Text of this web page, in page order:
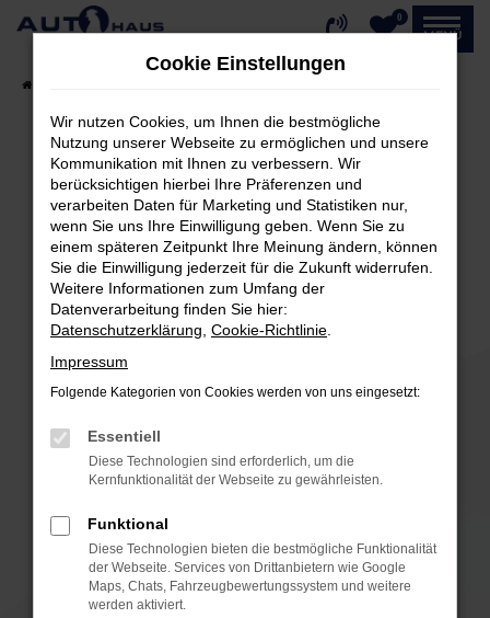
Zum
0
MENÜ
Fehler: Network Error
Beim Laden ist ein Fehler aufgetreten.
Hier sind ein paar Tipps, die dir helfen können:
Überprüfe deine Firewall und deine
Internetverbindung.
Laden andere Webseiten, zum Beispiel deine
Suchmaschine?
Prüfe deine Browsererweiterungen.
können das Laden bestimmter Seiten
verhindern. Funktioniert die Seite in einem
anderen Browser oder in einem privaten
Fenster?
Starte dein Gerät neu.
Das kann manchmal helfen, vorübergehende
Probleme zu beheben.
Cookie Einstellungen
Wir nutzen Cookies, um Ihnen die bestmögliche
Nutzung unserer Webseite zu ermöglichen und unsere
Kommunikation mit Ihnen zu verbessern. Wir
berücksichtigen hierbei Ihre Präferenzen und
verarbeiten Daten für Marketing und Statistiken nur,
wenn Sie uns Ihre Einwilligung geben. Wenn Sie zu
einem späteren Zeitpunkt Ihre Meinung ändern, können
Sie die Einwilligung jederzeit für die Zukunft widerrufen.
Weitere Informationen zum Umfang der
Datenverarbeitung finden Sie hier:
Datenschutzerklärung Cookie-Richtlinie
Impressum
Folgende Kategorien von Cookies werden von uns eingesetzt:
Essentiell
Diese Technologien sind erforderlich, um die
Kernfunktionalität der Webseite zu gewährleisten.
Funktional
Diese Technologien bieten die bestmögliche Funktionalität
der Webseite. Services von Drittanbietern wie Google
Maps, Chats, Fahrzeugbewertungssystem und weitere
werden aktiviert.